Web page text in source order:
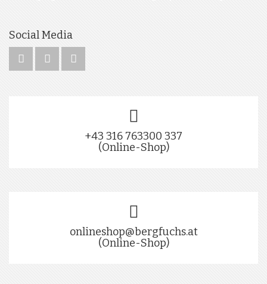
Social Media
+43 316 763300 337
(Online-Shop)
onlineshop@bergfuchs.at
(Online-Shop)